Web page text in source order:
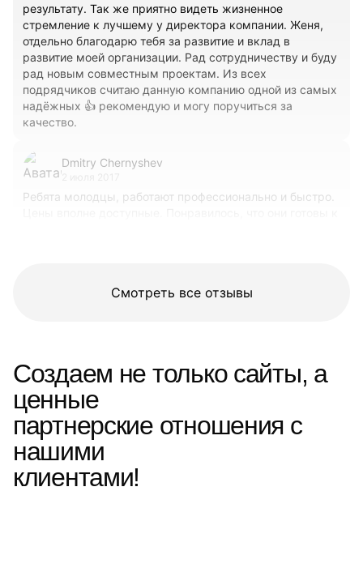
результату. Так же приятно видеть жизненное
стремление к лучшему у директора компании. Женя,
отдельно благодарю тебя за развитие и вклад в
развитие моей организации. Рад сотрудничеству и буду
рад новым совместным проектам. Из всех
подрядчиков считаю данную компанию одной из самых
надёжных 👍 рекомендую и могу поручиться за
качество.
Dmitry Chernyshev
Ребята молодцы, работают профессионально и быстро.
Смотреть все отзывы
Создаем не только сайты, а
ценные
партнерские отношения с
нашими
клиентами!